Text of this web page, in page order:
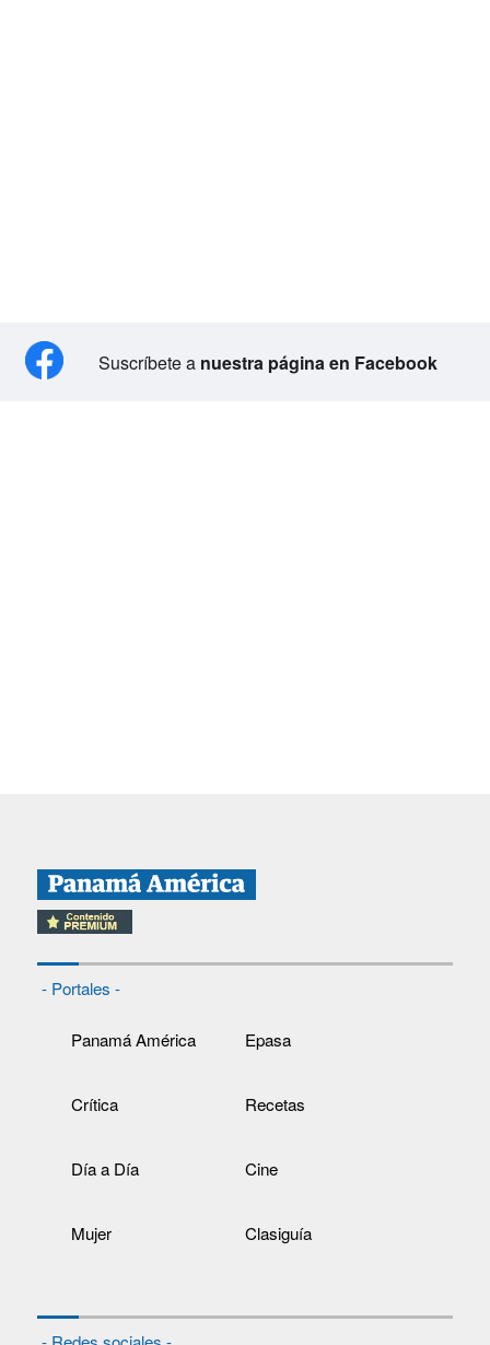
Suscríbete a nuestra página en Facebook
- Portales -
Panamá América Epasa
Crítica Recetas
Día a Día Cine
Mujer Clasiguía